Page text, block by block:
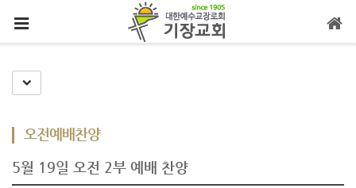
Toggle Dropdown
오전예배찬양
5월 19일 오전 2부 예배 찬양